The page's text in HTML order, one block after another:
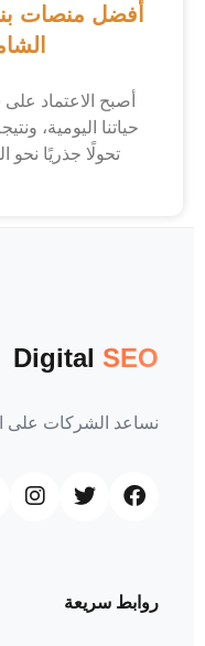
أفضل منصات
أصبح الاعتماد
حياتنا اليومية،
تحولًا جذريًا
DigitalSEO
نساعد الشركات على
روابط سريعة